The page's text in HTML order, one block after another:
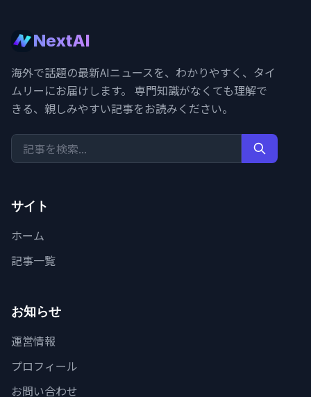
NextAI
海外で話題の最新AIニュースを、わかりやすく、タイ
ムリーにお届けします。 専門知識がなくても理解で
きる、親しみやすい記事をお読みください。
サイト
ホーム
記事一覧
お知らせ
運営情報
プロフィール
お問い合わせ